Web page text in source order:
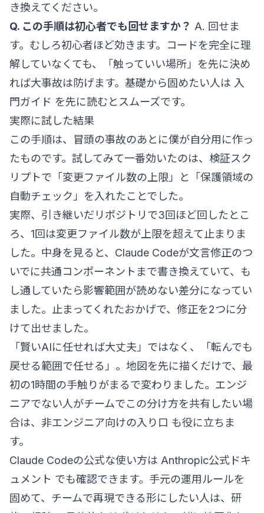
き換えてください。
Q. この手順は初心者でも回せますか？ A. 回せま
す。むしろ初心者ほど効きます。コードを完全に理
解していなくても、「触っていい場所」を先に決め
れば大事故は防げます。基礎から固めたい人は 入
門ガイド を先に読むとスムーズです。
実際に試した結果
この手順は、冒頭の事故のあとに僕が自分用に作っ
たものです。試してみて一番効いたのは、検証スク
リプトで「変更ファイル数の上限」と「保護領域の
自動チェック」を入れたことでした。
実際、引き継いだリポジトリで3回ほど回したとこ
ろ、1回は変更ファイル数が上限を超えて止まりま
した。中身を見ると、Claude Codeが文言修正のつ
いでに共通コンポーネントまで書き換えていて、も
し通していたら影響範囲が読めない差分になってい
ました。止まってくれたおかげで、修正を2つに分
けて出せました。
「賢いAIに任せれば大丈夫」ではなく、「転んでも
戻せる範囲で任せる」。地図を先に描くだけで、最
初の1時間の手触りがまるで変わりました。エンジ
ニアでない人がチームでこの分け方を共有したい場
合は、 非エンジニア向けの入り口 も役に立ちま
す。
Claude Codeの公式な使い方は Anthropic公式ドキ
ュメント でも確認できます。手元の運用ルールを
固めて、チームで再現できる形にしたい人は、 研